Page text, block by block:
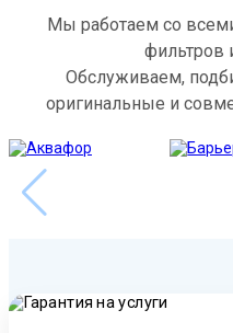
Мы работаем со
фильтров
Обслуживаем,
оригинальные и